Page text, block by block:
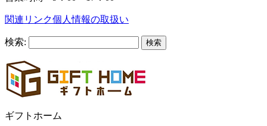
関連リンク個人情報の取扱い
検索:
ギフトホーム